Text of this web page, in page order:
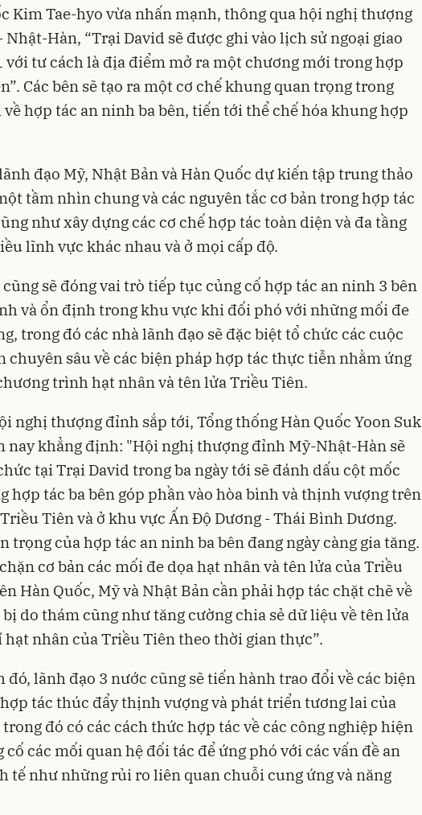
Kim Tae-hyo vừa nhấn mạnh, thông qua hội nghị thượng
Hàn, “Trại David sẽ được ghi vào lịch sử ngoại giao
với tư cách là địa điểm mở ra một chương mới trong hợp
Các bên sẽ tạo ra một cơ chế khung quan trọng trong
hợp tác an ninh ba bên, tiến tới thể chế hóa khung hợp
đạo Mỹ, Nhật Bản và Hàn Quốc dự kiến tập trung thảo
tầm nhìn chung và các nguyên tắc cơ bản trong hợp tác
như xây dựng các cơ chế hợp tác toàn diện và đa tầng
lĩnh vực khác nhau và ở mọi cấp độ.
sẽ đóng vai trò tiếp tục củng cố hợp tác an ninh 3 bên
và ổn định trong khu vực khi đối phó với những mối đe
trong đó các nhà lãnh đạo sẽ đặc biệt tổ chức các cuộc
chuyên sâu về các biện pháp hợp tác thực tiễn nhằm ứng
trình hạt nhân và tên lửa Triều Tiên.
nghị thượng đỉnh sắp tới, Tổng thống Hàn Quốc Yoon Suk
nay khẳng định: "Hội nghị thượng đỉnh Mỹ-Nhật-Hàn sẽ
tại Trại David trong ba ngày tới sẽ đánh dấu cột mốc
hợp tác ba bên góp phần vào hòa bình và thịnh vượng trên
Tiên và ở khu vực Ấn Độ Dương - Thái Bình Dương.
trọng của hợp tác an ninh ba bên đang ngày càng gia tăng.
cơ bản các mối đe dọa hạt nhân và tên lửa của Triều
Hàn Quốc, Mỹ và Nhật Bản cần phải hợp tác chặt chẽ về
do thám cũng như tăng cường chia sẻ dữ liệu về tên lửa
hạt nhân của Triều Tiên theo thời gian thực”.
đó, lãnh đạo 3 nước cũng sẽ tiến hành trao đổi về các biện
tác thúc đẩy thịnh vượng và phát triển tương lai của
đó có các cách thức hợp tác về các công nghiệp hiện
cố các mối quan hệ đối tác để ứng phó với các vấn đề an
tế như những rủi ro liên quan chuỗi cung ứng và năng